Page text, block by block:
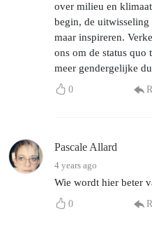
over milieu en
begin, de uitwisseling
maar inspireren.
ons om de status quo
meer gendergelijke
0
Pascale Allard
4 years ago
Wie wordt hier beter
0